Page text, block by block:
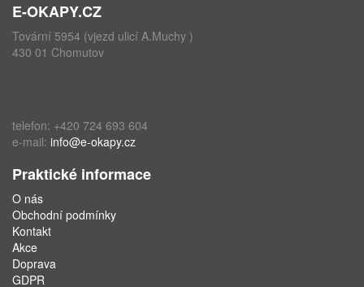
E-OKAPY.CZ
Tovární 5954 (vjezd ulicí A.Muchy )
430 01 Chomutov
telefon: +420 724 693 604
e-mail: info@e-okapy.cz
Praktické informace
O nás
Obchodní podmínky
Kontakt
Akce
Doprava
GDPR